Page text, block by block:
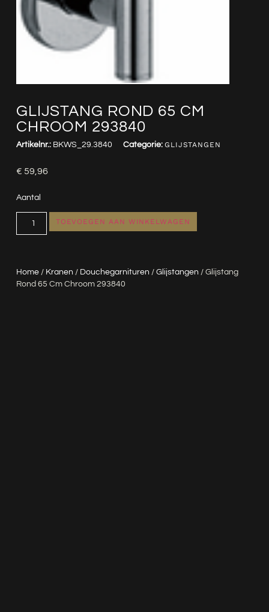
GLIJSTANG ROND 65 CM
CHROOM 293840
Home/ Kranen / Douchegarnituren / Glijstangen / Glijstang
Rond 65 Cm Chroom 293840
Artikelnr.: BKWS_29.3840 Categorie: GLIJSTANGEN
€ 59,96
Aantal
TOEVOEGEN AAN WINKELWAGEN